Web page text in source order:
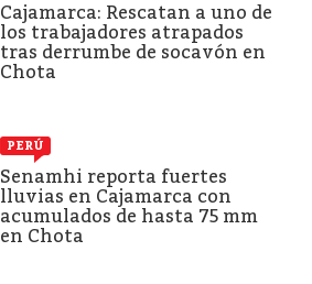
Cajamarca: Rescatan a uno de
los trabajadores atrapados
tras derrumbe de socavón en
Chota
PERÚ
Senamhi reporta fuertes
lluvias en Cajamarca con
acumulados de hasta 75 mm
en Chota